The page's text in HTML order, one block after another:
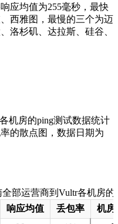
应均值为255毫秒，最快
西雅图，最慢的三个为迈
洛杉矶、达拉斯、硅谷、
全部运营商到Vultr各机房的
响应均值 丢包率
机房